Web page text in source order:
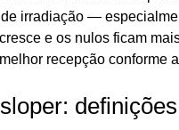
irradiação —
e os nulos ficam
recepção conforme